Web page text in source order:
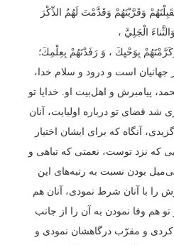
وَقَرَّبْتَهُمْ وَقَدَّمْتَ لَهُمُ الذِّكْرَ
الْجَلِيَّ ،
بِوَحْيِكَ ، وَ رَفَدْتَهُمْ بِعِلْمِكَ؛
است و درود و سلام خدا،
پیامبرش و اهل‌بیت او. خدایا تو
شد قضای تو درباره اولیایت، آنان
آنگاه که برای ایشان اختیار
که نزد توست، نعمتی که تباهی و
بودن نسبت به رتبه‌های این
را با آنان شرط نمودی، آنان هم
تو هم وفا نمودن به آن را از جانب
کردی و مقرّب درگاهشان نمودی و